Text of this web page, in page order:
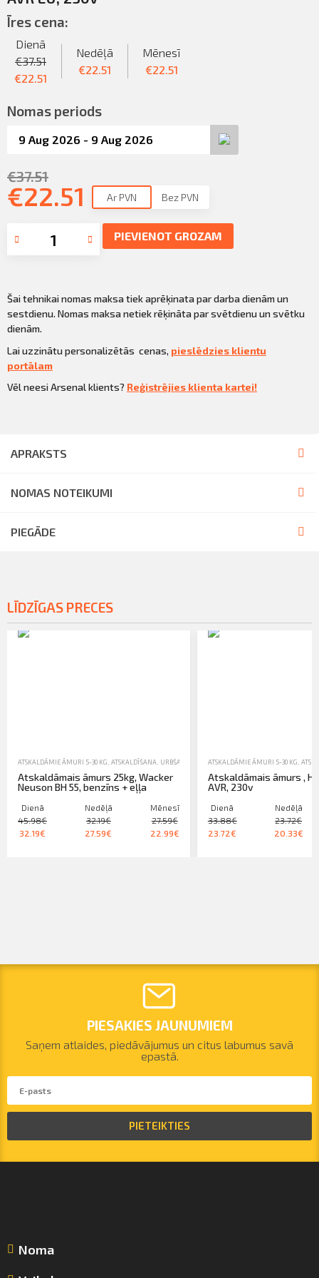
KĻŪT PAR KLIENTU
Iziet
Īres cena:
Dienā
€37.51
€22.51
Nedēļā
€22.51
Mēnesī
€22.51
Nomas periods
€37.51
€22.51 Ar PVN Bez PVN
PIEVIENOT GROZAM
Šai tehnikai nomas maksa tiek aprēķinata par darba dienām un
sestdienu. Nomas maksa netiek rēķināta par svētdienu un svētku
dienām.
Lai uzzinātu personalizētās cenas, pieslēdzies klientu
portālam
Vēl neesi Arsenal klients? Reģistrējies klienta kartei!
APRAKSTS
NOMAS NOTEIKUMI
PIEGĀDE
LĪDZĪGAS PRECES
ATSKALDĀMIE ĀMURI 5-30 KG ATSKALDĪŠANA, URBŠANA, SKRŪVĒŠANA,NOMA
Atskaldāmais āmurs 25kg, Wacker
Neuson BH 55, benzīns + eļļa
Dienā
45.98€
32.19€
Nedēļā
32.19€
27.59€
Mēnesī
27.59€
22.99€
ATSKALDĀMIE ĀMURI 5-30 KG
Atskaldāmais āmurs ,
AVR, 230v
Dienā
33.88€
23.72€
Nedēļā
23.72€
20.33€
PIESAKIES JAUNUMIEM
Saņem atlaides, piedāvājumus un citus labumus savā
epastā.
PIETEIKTIES
Noma